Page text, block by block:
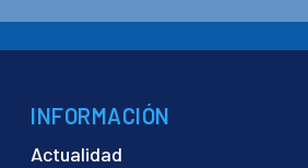
INFORMACIÓN
Actualidad